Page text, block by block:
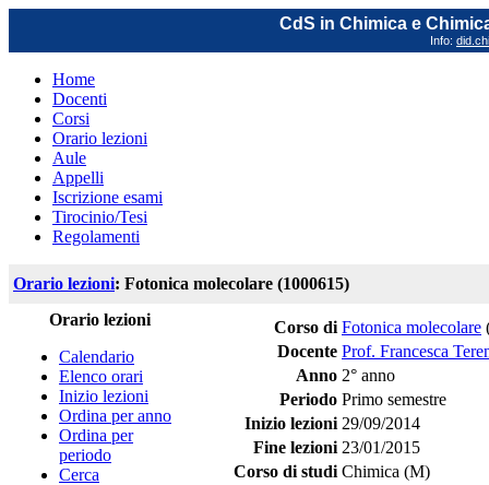
CdS in Chimica e
Info:
Home
Docenti
Corsi
Orario lezioni
Aule
Appelli
Iscrizione esami
Tirocinio/Tesi
Regolamenti
Orario lezioni: Fotonica molecolare (1000615)
Orario lezioni
Calendario
Elenco orari
Inizio lezioni
Ordina per anno
Ordina per
periodo
Cerca
Corso di Fotonica molecolare
Docente Prof. Francesca
Anno 2° anno
Periodo Primo semestre
Inizio lezioni 29/09/2014
Fine lezioni 23/01/2015
Corso di studi Chimica (M)